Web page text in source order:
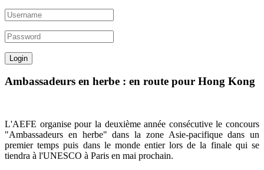
Ambassadeurs en herbe : en route pour Hong Kong
L'AEFE organise pour la deuxième année consécutive le concours
"Ambassadeurs en herbe" dans la zone Asie-pacifique dans un
premier temps puis dans le monde entier lors de la finale qui se
tiendra à l'UNESCO à Paris en mai prochain.